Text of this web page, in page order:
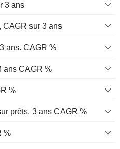
3 ans
CAGR sur 3 ans
ans. CAGR %
ans CAGR %
%
prêts, 3 ans CAGR %
%